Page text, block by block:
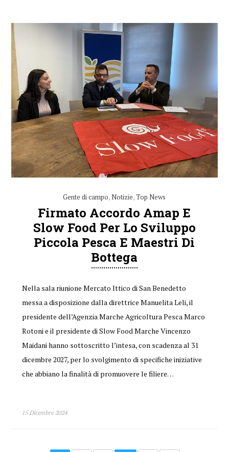
Gente di campo,Notizie,Top News
Firmato Accordo Amap E
Slow Food Per Lo Sviluppo
Piccola Pesca E Maestri Di
Bottega
Nella sala riunione Mercato Ittico di San Benedetto
messa a disposizione dalla direttrice Manuelita Leli, il
presidente dell’Agenzia Marche Agricoltura Pesca Marco
Rotoni e il presidente di Slow Food Marche Vincenzo
Maidani hanno sottoscritto l’intesa, con scadenza al 31
dicembre 2027, per lo svolgimento di specifiche iniziative
che abbiano la finalità di promuovere le filiere…
15 Dicembre 2024